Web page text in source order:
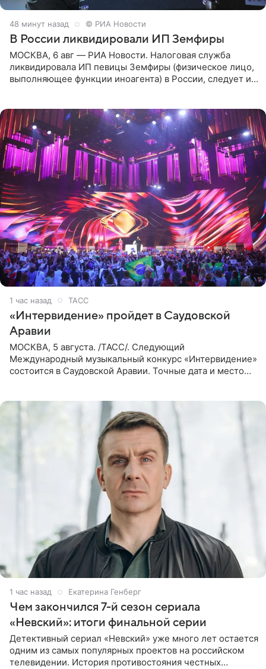
48 минут назад © РИА Новости
В России ликвидировали ИП Земфиры
МОСКВА, 6 авг — РИА Новости. Налоговая служба
ликвидировала ИП певицы Земфиры (физическое лицо,
выполняющее функции иноагента) в России, следует из
1 час назад ТАСС
«Интервидение» пройдет в Саудовской
Аравии
МОСКВА, 5 августа. /ТАСС/. Следующий
Международный музыкальный конкурс «Интервидение»
состоится в Саудовской Аравии. Точные дата и место
1 час назад Екатерина Генберг
Чем закончился 7-й сезон сериала
«Невский»: итоги финальной серии
Детективный сериал «Невский» уже много лет остается
одним из самых популярных проектов на российском
телевидении. История противостояния честных